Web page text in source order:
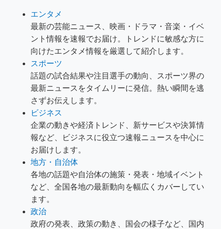
エンタメ
最新の芸能ニュース、映画・ドラマ・音楽・イベ
ント情報を速報でお届け。トレンドに敏感な方に
向けたエンタメ情報を厳選して紹介します。
スポーツ
話題の試合結果や注目選手の動向、スポーツ界の
最新ニュースをタイムリーに発信。熱い瞬間を逃
さずお伝えします。
ビジネス
企業の動きや経済トレンド、新サービスや決算情
報など、ビジネスに役立つ速報ニュースを中心に
お届けします。
地方・自治体
各地の話題や自治体の施策・発表・地域イベント
など、全国各地の最新動向を幅広くカバーしてい
ます。
政治
政府の発表、政策の動き、国会の様子など、国内